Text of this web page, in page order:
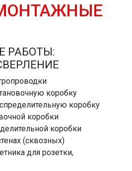
РАБОТЫ:
коробку
коробку
коробки
коробки
(сквозных)
для розетки,